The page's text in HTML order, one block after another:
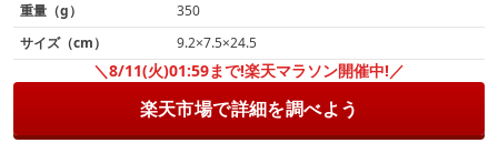
重量（g）
350
サイズ（cm）
9.2×7.5×24.5
＼8/11(火)01:59まで!楽天マラソン開催中!／
楽天市場で詳細を調べよう